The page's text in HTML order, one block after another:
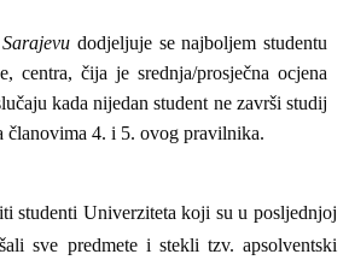
dodjeljuje se najboljem studentu
centra, čija je srednja/prosječna ocjena
kada nijedan student ne završi studij
članovima 4. i 5. ovog pravilnika.
studenti Univerziteta koji su u posljednjoj
sve predmete i stekli tzv. apsolventski